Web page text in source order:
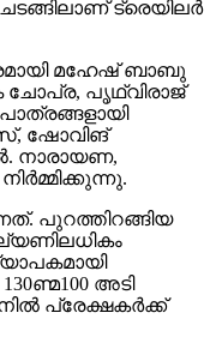
ട്രെയിലര്‍
മഹേഷ് ബാബു
പൃഥ്വിരാജ്
ഷോവിങ്
നാരായണ,
പുറത്തിറങ്ങിയ
അടി
പ്രേക്ഷകര്‍ക്ക്